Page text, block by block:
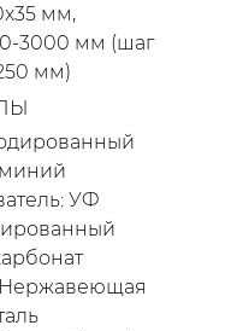
мм,
3000 мм (шаг
мм)
УФ